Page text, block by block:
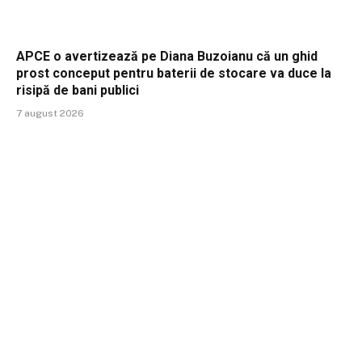
APCE o avertizează pe Diana Buzoianu că un ghid
prost conceput pentru baterii de stocare va duce la
risipă de bani publici
7 august 2026